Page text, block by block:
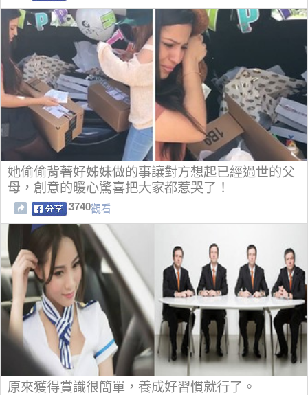
她偷偷背著好姊妹做的事讓對方想起已經過世的父
母，創意的暖心驚喜把大家都惹哭了！
3740觀看
原來獲得賞識很簡單，養成好習慣就行了。